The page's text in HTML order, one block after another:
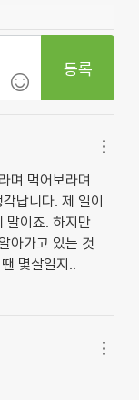
등록
며 먹어보라며
납니다. 제 일이
말이죠. 하지만
아가고 있는 것
몇살일지..